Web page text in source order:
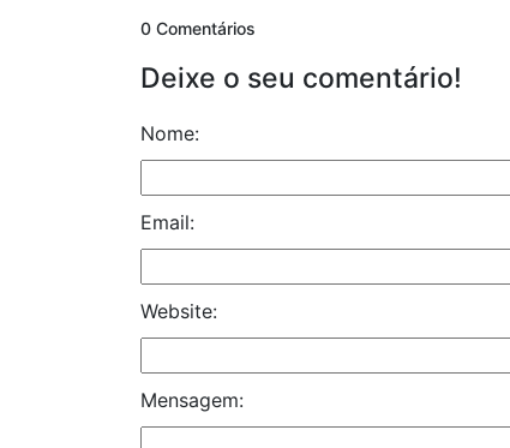
0 Comentários
Deixe o seu comentário!
Nome:
Email:
Website:
Mensagem: